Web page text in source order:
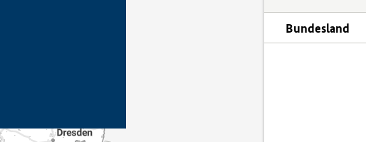
Bundesland